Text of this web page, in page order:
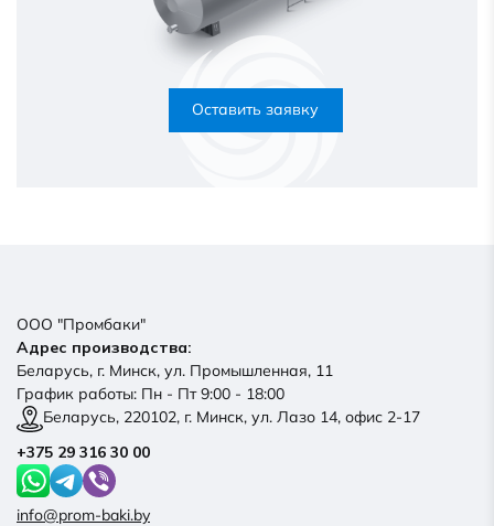
Оставить заявку
ООО "Промбаки"
Адрес производства:
Беларусь, г. Минск, ул. Промышленная, 11
График работы: Пн - Пт 9:00 - 18:00
Беларусь, 220102, г. Минск, ул. Лазо 14, офис 2-17
+375 29 316 30 00
info@prom-baki.by